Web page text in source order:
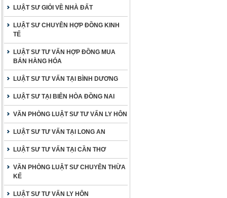
LUẬT SƯ GIỎI VỀ NHÀ ĐẤT
LUẬT SƯ CHUYÊN HỢP ĐỒNG KINH
TẾ
LUẬT SƯ TƯ VẤN HỢP ĐỒNG MUA
BÁN HÀNG HÓA
LUẬT SƯ TƯ VẤN TẠI BÌNH DƯƠNG
LUẬT SƯ TẠI BIÊN HÒA ĐỒNG NAI
VĂN PHÒNG LUẬT SƯ TƯ VẤN LY HÔN
LUẬT SƯ TƯ VẤN TẠI LONG AN
LUẬT SƯ TƯ VẤN TẠI CẦN THƠ
VĂN PHÒNG LUẬT SƯ CHUYÊN THỪA
KẾ
LUẬT SƯ TƯ VẤN LY HÔN